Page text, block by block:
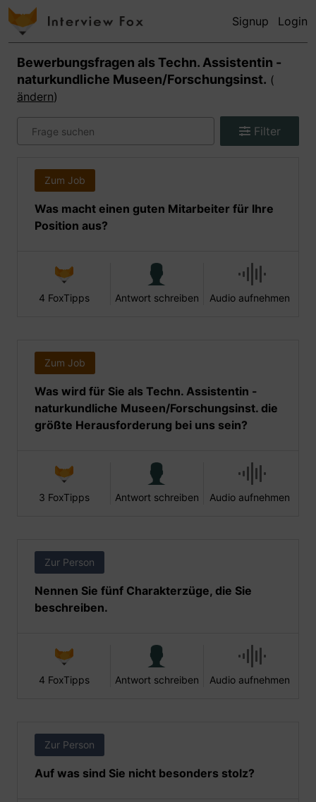
Signup Login
Bewerbungsfragen alsTechn. Assistentin -
naturkundliche Museen/Forschungsinst. (
ändern)
Filter
Zum Job
Was macht einen guten Mitarbeiter für Ihre
Position aus?
4 FoxTipps Antwort schreiben Audio aufnehmen
Zum Job
Was wird für Sie als Techn. Assistentin -
naturkundliche Museen/Forschungsinst. die
größte Herausforderung bei uns sein?
3 FoxTipps Antwort schreiben Audio aufnehmen
Zur Person
Nennen Sie fünf Charakterzüge, die Sie
beschreiben.
4 FoxTipps Antwort schreiben Audio aufnehmen
Zur Person
Auf was sind Sie nicht besonders stolz?